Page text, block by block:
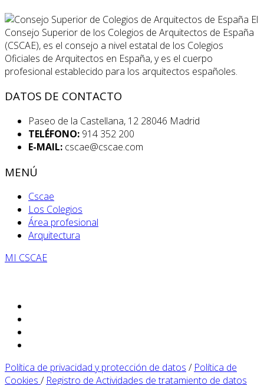
El
Consejo Superior de los Colegios de Arquitectos de España
(CSCAE), es el consejo a nivel estatal de los Colegios
Oficiales de Arquitectos en España, y es el cuerpo
profesional establecido para los arquitectos españoles.
DATOS DE CONTACTO
Paseo de la Castellana, 12 28046 Madrid
TELÉFONO: 914 352 200
E-MAIL: cscae@cscae.com
MENÚ
Cscae
Los Colegios
Área profesional
Arquitectura
MI CSCAE
Política de privacidad y protección de datos / Política de
Cookies / Registro de Actividades de tratamiento de datos